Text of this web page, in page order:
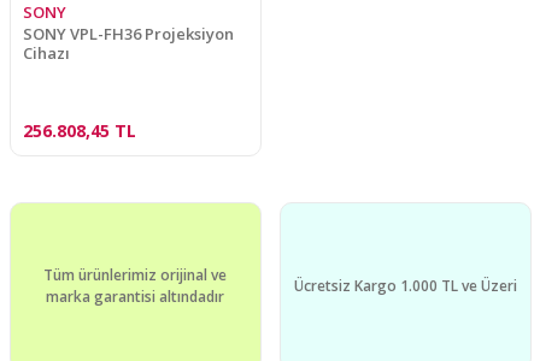
SONY
SONY VPL-FH36 Projeksiyon
Cihazı
256.808,45 TL
Tüm ürünlerimiz orijinal ve
marka garantisi altındadır
Ücretsiz Kargo 1.000 TL ve Üzeri